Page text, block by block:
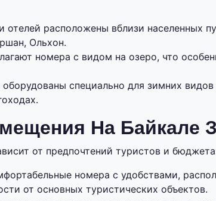
отелей расположены вблизи населенных
Ольхон.
номера с видом на озеро, что
специально для зимних
На Байкале
от предпочтений туристов и
номера с удобствами,
от основных туристических объектов.